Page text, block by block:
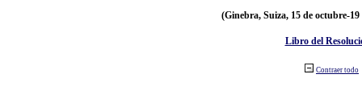
(Ginebra, Suiza, 15 de octubre-19
Libro del
Contraer todo